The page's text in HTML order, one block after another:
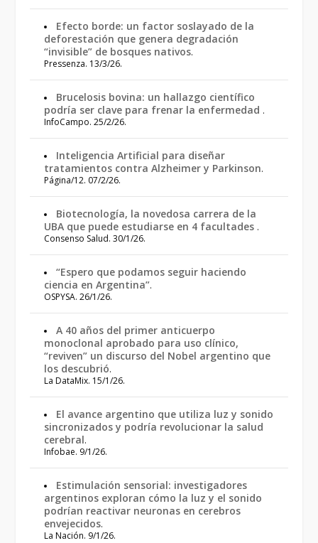
Efecto borde: un factor soslayado de la
deforestación que genera degradación
“invisible” de bosques nativos.
Pressenza. 13/3/26.
Brucelosis bovina: un hallazgo científico
podría ser clave para frenar la enfermedad .
InfoCampo. 25/2/26.
Inteligencia Artificial para diseñar
tratamientos contra Alzheimer y Parkinson.
Página/12. 07/2/26.
Biotecnología, la novedosa carrera de la
UBA que puede estudiarse en 4 facultades .
Consenso Salud. 30/1/26.
“Espero que podamos seguir haciendo
ciencia en Argentina”.
OSPYSA. 26/1/26.
A 40 años del primer anticuerpo
monoclonal aprobado para uso clínico,
“reviven” un discurso del Nobel argentino que
los descubrió.
La DataMix. 15/1/26.
El avance argentino que utiliza luz y sonido
sincronizados y podría revolucionar la salud
cerebral.
Infobae. 9/1/26.
Estimulación sensorial: investigadores
argentinos exploran cómo la luz y el sonido
podrían reactivar neuronas en cerebros
envejecidos.
La Nación. 9/1/26.